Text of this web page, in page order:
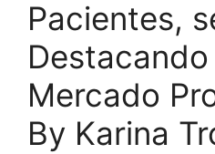
Pacientes,
Mercado
By Karina